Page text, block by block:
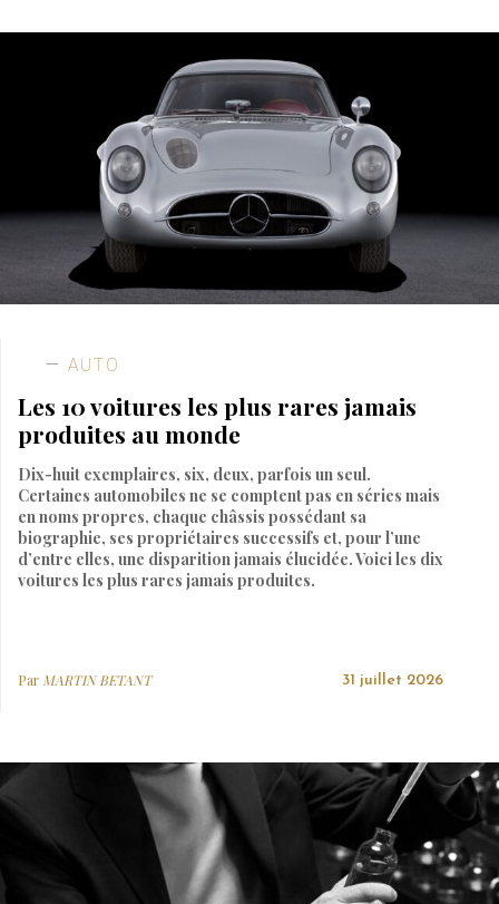
AUTO
Les 10 voitures les plus rares jamais
produites au monde
Dix-huit exemplaires, six, deux, parfois un seul.
Certaines automobiles ne se comptent pas en séries mais
en noms propres, chaque châssis possédant sa
biographie, ses propriétaires successifs et, pour l’une
d’entre elles, une disparition jamais élucidée. Voici les dix
voitures les plus rares jamais produites.
ParMARTIN BETANT 31 juillet 2026